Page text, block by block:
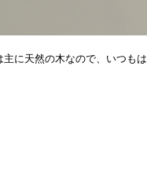
に天然の木なので、いつもは